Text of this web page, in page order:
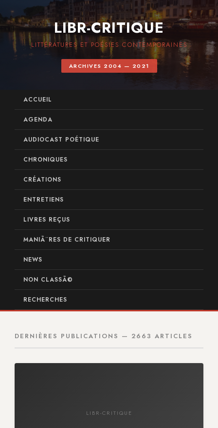
LIBR-CRITIQUE
LITTÉRATURES ET POÉSIES CONTEMPORAINES
ARCHIVES 2004 — 2021
ACCUEIL
AGENDA
AUDIOCAST POÉTIQUE
CHRONIQUES
CRÉATIONS
ENTRETIENS
LIVRES REÇUS
MANIÃ¨RES DE CRITIQUER
NEWS
NON CLASSÃ©
RECHERCHES
DERNIÈRES PUBLICATIONS — 2663 ARTICLES
LIBR-CRITIQUE